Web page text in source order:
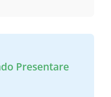
Presentare